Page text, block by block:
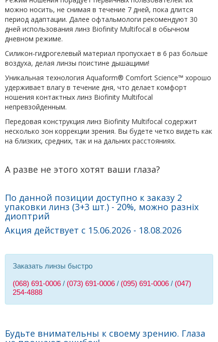
можно носить, не снимая в течение 7 дней, пока длится
период адаптации. Далее офтальмологи рекомендуют 30
дней использования линз Biofinity Multifocal в обычном
дневном режиме.
Силикон-гидрогелевый материал пропускает в 6 раз больше
воздуха, делая линзы поистине дышащими!
Уникальная технология Aquaform® Comfort Science™ хорошо
удерживает влагу в течение дня, что делает комфорт
ношения контактных линз Biofinity Multifocal
непревзойденным.
Передовая конструкция линз Biofinity Multifocal содержит
несколько зон коррекции зрения. Вы будете четко видеть как
на близких, средних, так и на дальних расстояниях.
А разве не этого хотят ваши глаза?
По данной позиции доступно к заказу 2
упаковки линз (3+3 шт.) - 20%, можно разніх
диоптрий
Акция действует с 15.06.2026 - 18.08.2026
Заказать линзы быстро
(068) 691-0006 / (073) 691-0006 / (095) 691-0006 / (047)
254-4888
Будьте внимательны к своему зрению. Глаза